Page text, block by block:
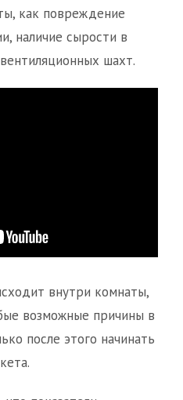
как повреждение
наличие сырости в
шахт.
внутри комнаты,
возможные причины в
после этого начинать